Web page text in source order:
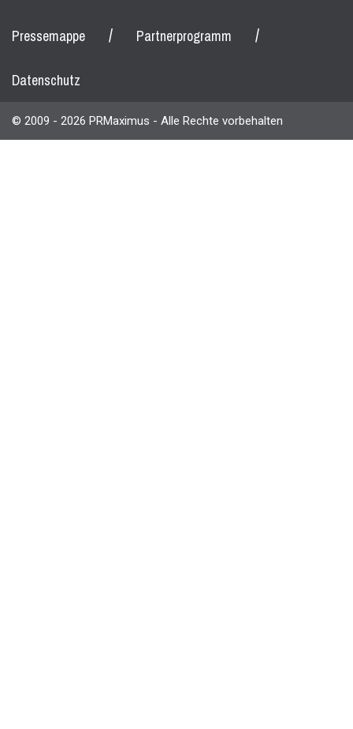
Pressemappe / Partnerprogramm /
Datenschutz
© 2009 - 2026 PRMaximus - Alle Rechte vorbehalten